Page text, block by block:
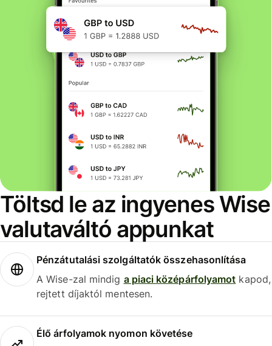
Töltsd le az ingyenes Wise
valutaváltó appunkat
Pénzátutalási szolgáltatók összehasonlítása
A Wise-zal mindig a piaci középárfolyamot kapod,
rejtett díjaktól mentesen.
Élő árfolyamok nyomon követése